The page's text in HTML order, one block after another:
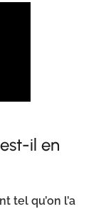
il en
tel qu’on l’a